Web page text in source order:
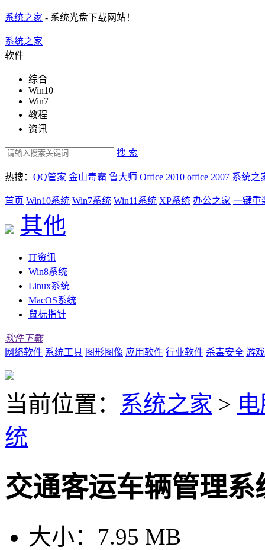
系统之家 - 系统光盘下载网站！
系统之家
软件
综合
Win10
Win7
教程
资讯
搜 索
热搜： QQ管家 金山毒霸 鲁大师 Office 2010 office 2007 系统之
首页 Win10系统 Win7系统 Win11系统 XP系统 办公之家 一键重
其他
IT资讯
Win8系统
Linux系统
MacOS系统
鼠标指针
软件下载
网络软件 系统工具 图形图像 应用软件 行业软件 杀毒安全 游
当前位置： 系统之家 >
统
交通客运车辆管理
大小： 7.95 MB